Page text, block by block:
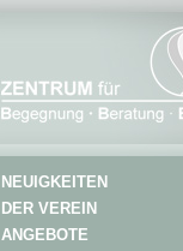
NEUIGKEITEN
DER VEREIN
ANGEBOTE